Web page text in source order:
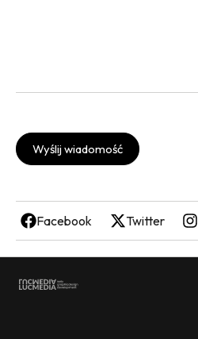
Wyślij wiadomość
Facebook Twitter